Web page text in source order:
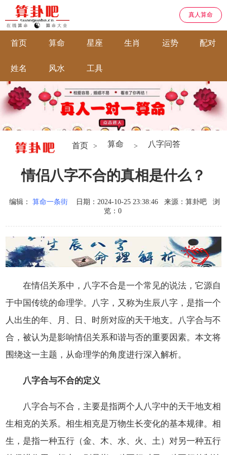
真人算命
首页 算命 星座 生肖 运势 配对
姓名 风水 工具
首页 > 算命 > 八字问答
情侣八字不合的真相是什么？
编辑： 算命一条街 日期：2024-10-25 23:38:46 来源：算卦吧
浏
览：0
在情侣关系中，八字不合是一个常见的说法，它源自
于中国传统的命理学。八字，又称为生辰八字，是指一个
人出生的年、月、日、时所对应的天干地支。八字合与不
合，被认为是影响情侣关系和谐与否的重要因素。本文将
围绕这一主题，从命理学的角度进行深入解析。
八字合与不合的定义
八字合与不合，主要是指两个人八字中的天干地支相
生相克的关系。相生相克是万物生长变化的基本规律。相
生，是指一种五行（金、木、水、火、土）对另一种五行